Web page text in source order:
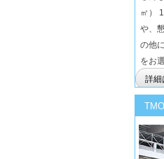
㎡）
や、
の他
をお
詳細